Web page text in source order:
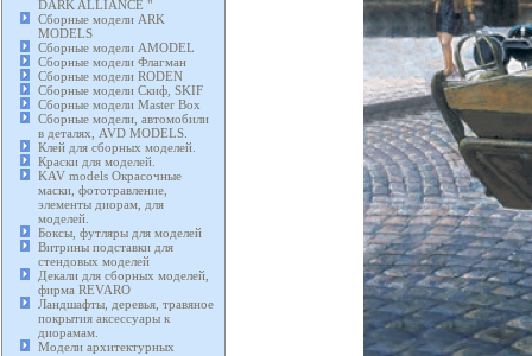
DARK ALLIANCE "
Сборные модели ARK
MODELS
Сборные модели AMODEL
Сборные модели Флагман
Сборные модели RODEN
Сборные модели Скиф, SKIF
Сборные модели Master Box
Сборные модели, автомобили
в деталях, AVD MODELS.
Клей для сборных моделей.
Краски для моделей.
KAV models Окрасочные
маски, фототравление,
элементы диорам, для
моделей.
Боксы, футляры для моделей
Витрины подставки для
стендовых моделей
Декали для сборных моделей,
фирма REVARO
Ландшафты, деревья, травяное
покрытия аксессуары к
диорамам.
Модели архитектурных